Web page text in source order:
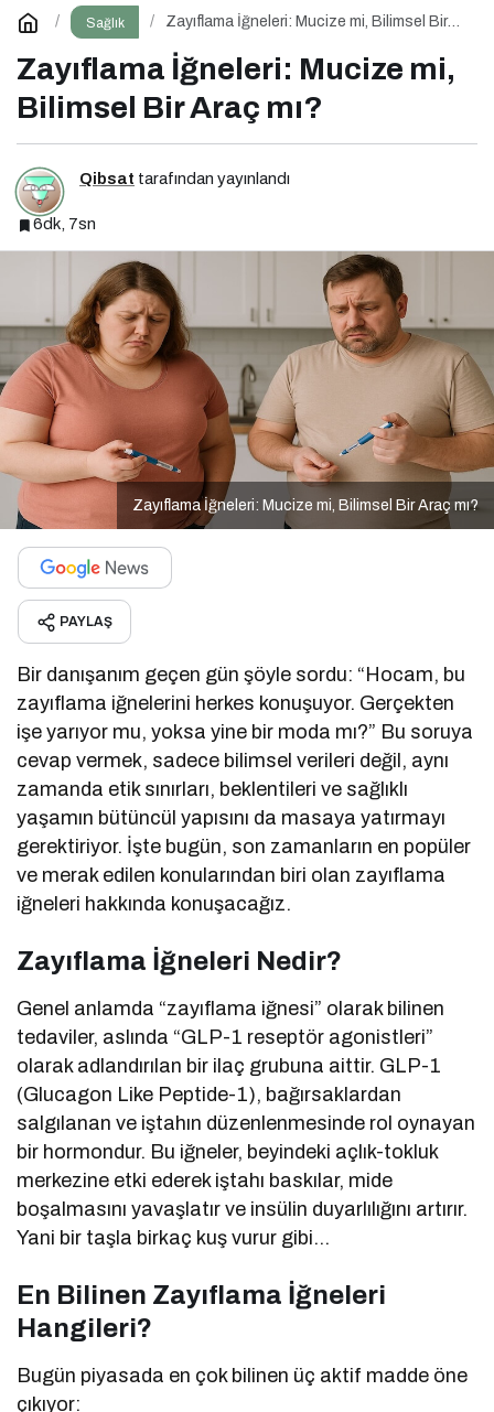
Sağlık
Zayıflama İğneleri: Mucize mi, Bilimsel Bir
Zayıflama İğneleri: Mucize mi,
Bilimsel Bir Araç mı?
Qibsat tarafından yayınlandı
6dk, 7sn
Zayıflama İğneleri: Mucize mi, Bilimsel Bir Araç mı?
PAYLAŞ
Bir danışanım geçen gün şöyle sordu: “Hocam, bu
zayıflama iğnelerini herkes konuşuyor. Gerçekten
işe yarıyor mu, yoksa yine bir moda mı?” Bu soruya
cevap vermek, sadece bilimsel verileri değil, aynı
zamanda etik sınırları, beklentileri ve sağlıklı
yaşamın bütüncül yapısını da masaya yatırmayı
gerektiriyor. İşte bugün, son zamanların en popüler
ve merak edilen konularından biri olan zayıflama
iğneleri hakkında konuşacağız.
Zayıflama İğneleri Nedir?
Genel anlamda “zayıflama iğnesi” olarak bilinen
tedaviler, aslında “GLP-1 reseptör agonistleri”
olarak adlandırılan bir ilaç grubuna aittir. GLP-1
(Glucagon Like Peptide-1), bağırsaklardan
salgılanan ve iştahın düzenlenmesinde rol oynayan
bir hormondur. Bu iğneler, beyindeki açlık-tokluk
merkezine etki ederek iştahı baskılar, mide
boşalmasını yavaşlatır ve insülin duyarlılığını artırır.
Yani bir taşla birkaç kuş vurur gibi…
En Bilinen Zayıflama İğneleri
Hangileri?
Bugün piyasada en çok bilinen üç aktif madde öne
çıkıyor: